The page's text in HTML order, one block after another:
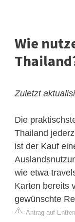
Wie
Zuletzt
Die
Thailand
ist der Kauf
wie etwa
Karten bereits
gewünschte
Antrag auf